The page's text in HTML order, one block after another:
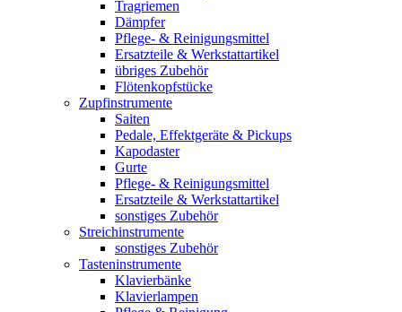
Tragriemen
Dämpfer
Pflege- & Reinigungsmittel
Ersatzteile & Werkstattartikel
übriges Zubehör
Flötenkopfstücke
Zupfinstrumente
Saiten
Pedale, Effektgeräte & Pickups
Kapodaster
Gurte
Pflege- & Reinigungsmittel
Ersatzteile & Werkstattartikel
sonstiges Zubehör
Streichinstrumente
sonstiges Zubehör
Tasteninstrumente
Klavierbänke
Klavierlampen